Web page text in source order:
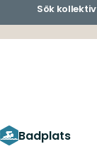
Sök
Badplats